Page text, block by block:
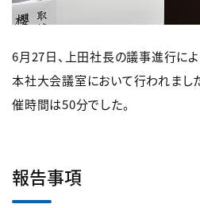
6月27日、上田社長の議事進行に
本社大会議室において行われまし
催時間は50分でした。
報告事項